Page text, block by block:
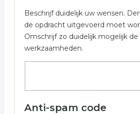
Beschrijf duidelijk uw wensen.
de opdracht uitgevoerd moet
Omschrijf zo duidelijk mogelijk
werkzaamheden.
Anti-spam code